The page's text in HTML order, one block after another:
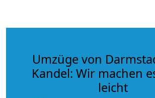
Umzüge von
Kandel: Wir machen
leicht